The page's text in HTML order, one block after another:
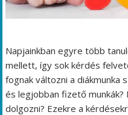
Napjainkban egyre több
mellett, így sok kérdés
fognak változni a diákmunka
és legjobban fizető
dolgozni? Ezekre a